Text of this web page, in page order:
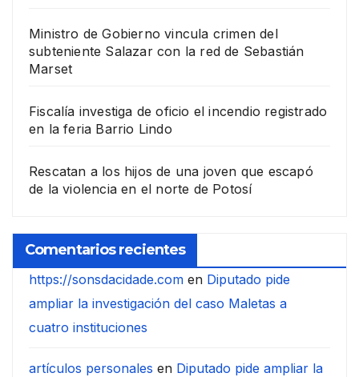
Ministro de Gobierno vincula crimen del
subteniente Salazar con la red de Sebastián
Marset
Fiscalía investiga de oficio el incendio registrado
en la feria Barrio Lindo
Rescatan a los hijos de una joven que escapó
de la violencia en el norte de Potosí
Comentarios recientes
https://sonsdacidade.com en Diputado pide
ampliar la investigación del caso Maletas a
cuatro instituciones
artículos personales en Diputado pide ampliar la